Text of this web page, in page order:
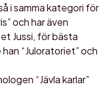
i samma kategori för
och har även
Jussi, för bästa
“Juloratoriet” och
“Jävla karlar”